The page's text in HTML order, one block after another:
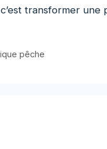
transformer une
pêche